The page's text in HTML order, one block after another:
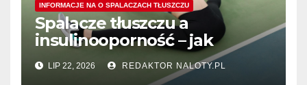
INFORMACJE NA O SPALACZACH TŁUSZCZU
Spalacze tłuszczu a
insulinooporność – jak
wspomagają procesy
spalania tłuszczu?
LIP 22, 2026 REDAKTOR NALOTY.PL